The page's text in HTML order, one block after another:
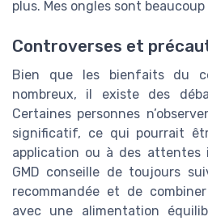
plus. Mes ongles sont
Controverses et
Bien que les bienfaits du
nombreux, il existe des
Certaines personnes
significatif, ce qui pourrait
application ou à des attentes
GMD conseille de toujours
recommandée et de
avec une alimentation